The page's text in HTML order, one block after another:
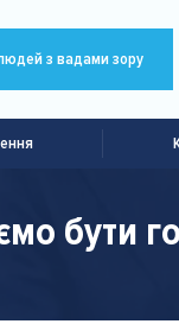
з вадами зору
бути